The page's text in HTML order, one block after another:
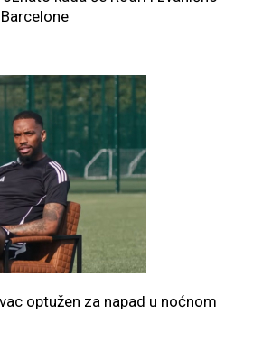
optužen za napad u noćnom